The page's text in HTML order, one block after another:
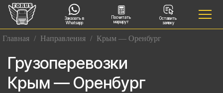
Заказать в
Whatsapp
Посчитать
маршрут
Оставить
заявку
Главная / Направления / Крым — Оренбург
Грузоперевозки
Крым — Оренбург